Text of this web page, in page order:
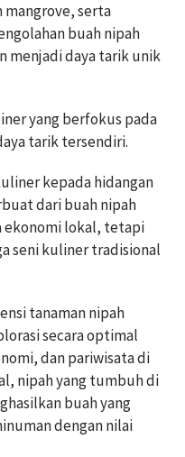
serta
buah nipah
menjadi daya tarik unik
yang berfokus pada
tarik tersendiri.
kepada hidangan
dari buah nipah
ekonomi lokal, tetapi
seni kuliner tradisional
tanaman nipah
secara optimal
dan pariwisata di
nipah yang tumbuh di
buah yang
dengan nilai